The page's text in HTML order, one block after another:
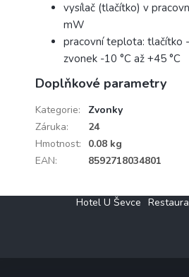
vysílač (tlačítko) v
mW
pracovní teplota: tlačítko -
zvonek -10 °C až +45 °C
Doplňkové parametry
Kategorie:
Zvonky
Záruka:
24
Hmotnost:
0.08 kg
EAN: 8592718034801
Hotel U Ševce